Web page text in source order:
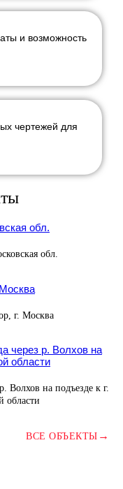
и возможность
чертежей для
обл.
г. Москва
Волхов на подъезде к г.
области
ВСЕ ОБЪЕКТЫ →